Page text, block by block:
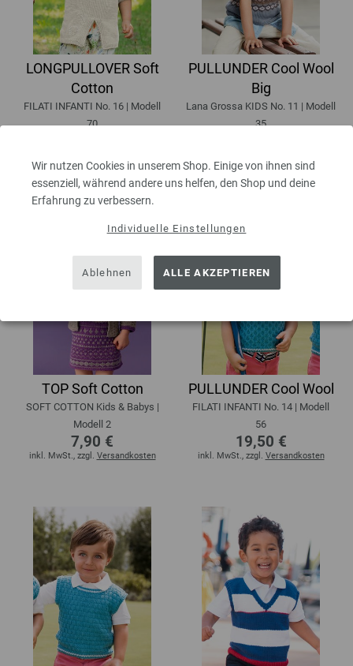
Wir nutzen Cookies in unserem Shop. Einige von ihnen sind
essenziell, während andere uns helfen, den Shop und deine
Erfahrung zu verbessern.
Individuelle Einstellungen
Ablehnen ALLE AKZEPTIEREN
LONGPULLOVER Soft
Cotton
FILATI INFANTI No. 16 | Modell
70
PULLUNDER Cool Wool
Big
Lana Grossa KIDS No. 11 | Modell
35
TOP Soft Cotton
SOFT COTTON Kids & Babys |
Modell 2
7,90 €
inkl. MwSt., zzgl. Versandkosten
PULLUNDER Cool Wool
FILATI INFANTI No. 14 | Modell
56
19,50 €
inkl. MwSt., zzgl. Versandkosten